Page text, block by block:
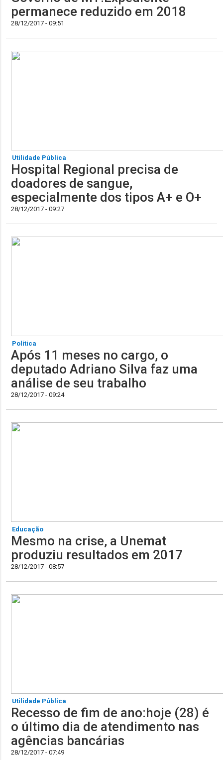
permanece reduzido em 2018
28/12/2017 - 09:51
Utilidade Pública
Hospital Regional precisa de
doadores de sangue,
especialmente dos tipos A+ e O+
28/12/2017 - 09:27
Política
Após 11 meses no cargo, o
deputado Adriano Silva faz uma
análise de seu trabalho
28/12/2017 - 09:24
Educação
Mesmo na crise, a Unemat
produziu resultados em 2017
28/12/2017 - 08:57
Utilidade Pública
Recesso de fim de ano:hoje (28) é
o último dia de atendimento nas
agências bancárias
28/12/2017 - 07:49